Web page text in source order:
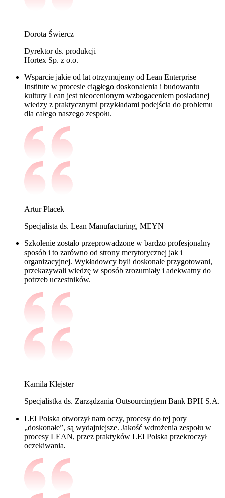
Dorota Świercz
Dyrektor ds. produkcji
Hortex Sp. z o.o.
Wsparcie jakie od lat otrzymujemy od Lean Enterprise
Institute w procesie ciągłego doskonalenia i budowaniu
kultury Lean jest nieocenionym wzbogaceniem posiadanej
wiedzy z praktycznymi przykładami podejścia do problemu
dla całego naszego zespołu.
Artur Placek
Specjalista ds. Lean Manufacturing, MEYN
Szkolenie zostało przeprowadzone w bardzo profesjonalny
sposób i to zarówno od strony merytorycznej jak i
organizacyjnej. Wykładowcy byli doskonale przygotowani,
przekazywali wiedzę w sposób zrozumiały i adekwatny do
potrzeb uczestników.
Kamila Klejster
Specjalistka ds. Zarządzania Outsourcingiem Bank BPH S.A.
LEI Polska otworzył nam oczy, procesy do tej pory
„doskonałe”, są wydajniejsze. Jakość wdrożenia zespołu w
procesy LEAN, przez praktyków LEI Polska przekroczył
oczekiwania.